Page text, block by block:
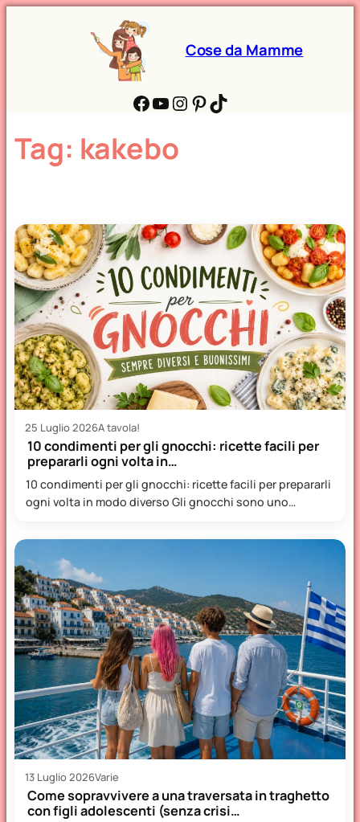
Cose da Mamme
Facebook YouTube Instagram Pinterest TikTok
Tag: kakebo
25 Luglio 2026A tavola!
10 condimenti per gli gnocchi: ricette facili per
prepararli ogni volta in…
10 condimenti per gli gnocchi: ricette facili per prepararli
ogni volta in modo diverso Gli gnocchi sono uno…
13 Luglio 2026Varie
Come sopravvivere a una traversata in traghetto
con figli adolescenti (senza crisi…